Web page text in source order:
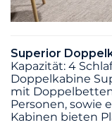
Superior
Kapazität: 4
Doppelkabine
mit
Personen, sowie
Kabinen bieten